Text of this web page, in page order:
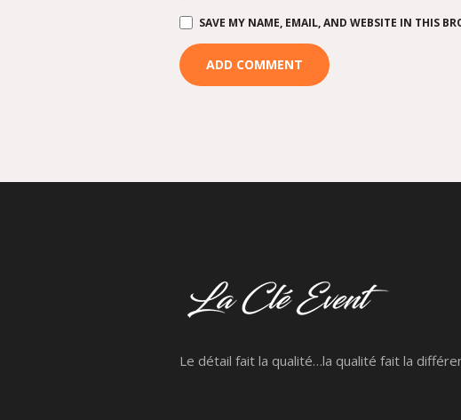
SAVE MY NAME, EMAIL, AND WEBSITE IN THIS
Le détail fait la qualité…la qualité fait la